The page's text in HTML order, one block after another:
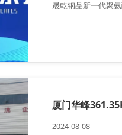
晟乾钢品新一代聚
厦门华峰
2024-08-08